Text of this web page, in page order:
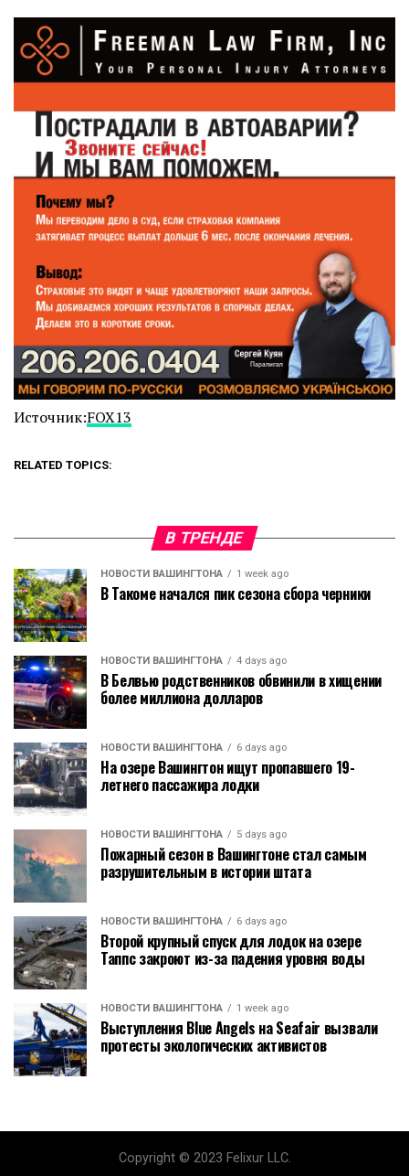
Источник:FOX13
RELATED TOPICS:
В ТРЕНДЕ
НОВОСТИ ВАШИНГТОНА 1 week ago
В Такоме начался пик сезона сбора черники
НОВОСТИ ВАШИНГТОНА 4 days ago
В Белвью родственников обвинили в хищении
более миллиона долларов
НОВОСТИ ВАШИНГТОНА 6 days ago
На озере Вашингтон ищут пропавшего 19-
летнего пассажира лодки
НОВОСТИ ВАШИНГТОНА 5 days ago
Пожарный сезон в Вашингтоне стал самым
разрушительным в истории штата
НОВОСТИ ВАШИНГТОНА 6 days ago
Второй крупный спуск для лодок на озере
Таппс закроют из-за падения уровня воды
НОВОСТИ ВАШИНГТОНА 1 week ago
Выступления Blue Angels на Seafair вызвали
протесты экологических активистов
Copyright © 2023 Felixur LLC.